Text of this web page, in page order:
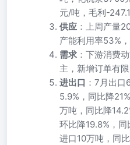
元/吨，毛利-
供应 ：上周产量
产能利用率53%
需求 ：下游消费
主，新增订单有限
进出口 ：7月出
5.9%，同比降
万吨，同比降
环比降19.8%，
进口10万吨，同比